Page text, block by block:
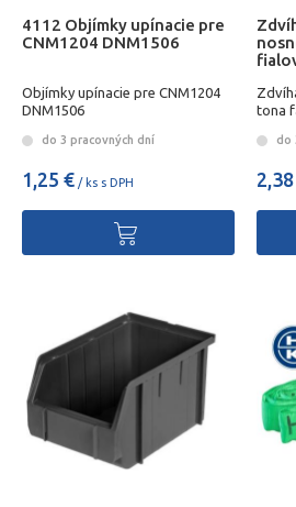
4112 Objímky upínacie pre
CNM1204 DNM1506
Objímky upínacie pre CNM1204
DNM1506
do 3 pracovných dní
1,25 € / ks s DPH
tona
do